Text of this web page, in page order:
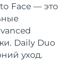
Face — это
Daily Duo
уход.